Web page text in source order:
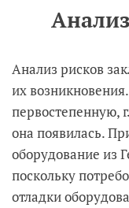
Анализ рисков
их
первостепенную,
она появилась.
оборудование из
поскольку
отладки